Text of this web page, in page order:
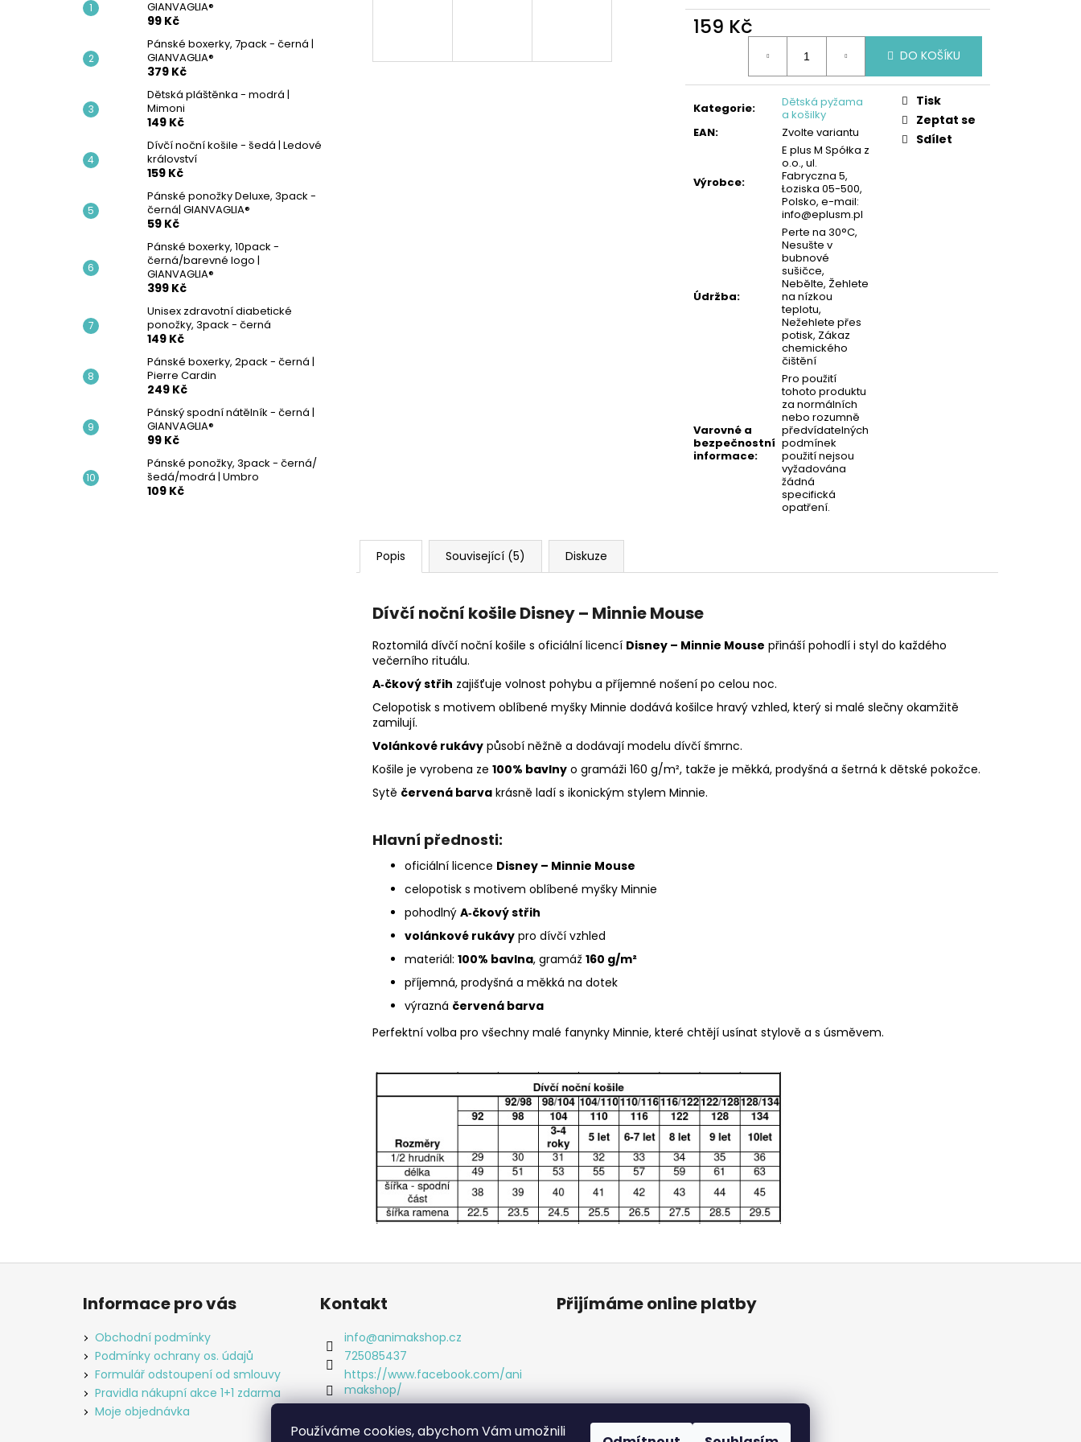
Používáme cookies, abychom Vám umožnili
GIANVAGLIA®
99 Kč
Pánské boxerky, 7pack - černá |
GIANVAGLIA®
379 Kč
Dětská pláštěnka - modrá |
Mimoni
149 Kč
Dívčí noční košile - šedá | Ledové
království
159 Kč
Pánské ponožky Deluxe, 3pack -
černá| GIANVAGLIA®
59 Kč
Pánské boxerky, 10pack -
černá/barevné logo |
GIANVAGLIA®
399 Kč
Unisex zdravotní diabetické
ponožky, 3pack - černá
149 Kč
Pánské boxerky, 2pack - černá |
Pierre Cardin
249 Kč
Pánský spodní nátělník - černá |
GIANVAGLIA®
99 Kč
Pánské ponožky, 3pack - černá/
šedá/modrá | Umbro
109 Kč
159 Kč
DO KOŠÍKU
Kategorie:
Dětská pyžama
a košilky
EAN: Zvolte variantu
Výrobce:
E plus M Spółka z
o.o., ul.
Fabryczna 5,
Łoziska 05-500,
Polsko, e-mail:
info@eplusm.pl
Údržba:
Perte na 30°C,
Nesušte v
bubnové
sušičce,
Nebělte, Žehlete
na nízkou
teplotu,
Nežehlete přes
potisk, Zákaz
chemického
čištění
Varovné a
bezpečnostní
informace:
Pro použití
tohoto produktu
za normálních
nebo rozumně
předvídatelných
podmínek
použití nejsou
vyžadována
žádná
specifická
opatření.
Tisk
Zeptat se
Sdílet
Popis Související (5) Diskuze
Dívčí noční košileDisney – Minnie Mouse
Roztomilá dívčí noční košile s oficiální licencí Disney – Minnie Mouse přináší pohodlí i styl do každého
večerního rituálu.
A‑čkový střih zajišťuje volnost pohybu a příjemné nošení po celou noc.
Celopotisk s motivem oblíbené myšky Minnie dodává košilce hravý vzhled, který si malé slečny okamžitě
zamilují.
Volánkové rukávy působí něžně a dodávají modelu dívčí šmrnc.
Košile je vyrobena ze 100% bavlny o gramáži 160 g/m², takže je měkká, prodyšná a šetrná k dětské pokožce.
Sytě červená barva krásně ladí s ikonickým stylem Minnie.
Hlavní přednosti:
oficiální licence Disney – Minnie Mouse
celopotisk s motivem oblíbené myšky Minnie
pohodlný A‑čkový střih
volánkové rukávy pro dívčí vzhled
materiál: 100% bavlna, gramáž 160 g/m²
příjemná, prodyšná a měkká na dotek
výrazná červená barva
Perfektní volba pro všechny malé fanynky Minnie, které chtějí usínat stylově a s úsměvem.
PÁNSKÝ SPODNÍ NÁTĚLNÍK - BÍLÁ |
GIANVAGLIA®
Informace pro vás
Obchodní podmínky
Podmínky ochrany os. údajů
Formulář odstoupení od smlouvy
Pravidla nákupní akce 1+1 zdarma
Moje objednávka
Kontakt
info@animakshop.cz
725085437
https://www.facebook.com/ani
makshop/
animakshop
Přijímáme online platby